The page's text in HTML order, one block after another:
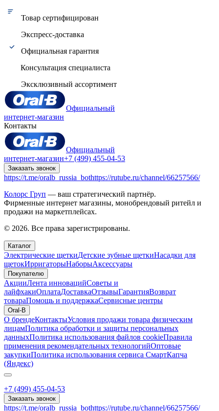
Товар сертифицирован
Экспресс-доставка
Официальная гарантия
Консультация специалиста
Эксклюзивный ассортимент
Официальный
интернет-магазин
Контакты
Официальный
интернет-магазин+7 (499) 455-04-53
Заказать звонок
https://t.me/oralb_russia_bothttps://rutube.ru/channel/66257566/
Колорс Груп — ваш стратегический партнёр.
Фирменные интернет магазины, монобрендовый ритейл и
продажи на маркетплейсах.
© 2026. Все права зарегистрированы.
Каталог
Электрические щеткиДетские зубные щеткиНасадки для
щетокИрригаторыНаборыАксессуары
Покупателю
АкцииЛента инновацийСоветы и
лайфхакиОплатаДоставкаОтзывыГарантияВозврат
товараПомощь и поддержкаСервисные центры
Oral-B
О брендеКонтактыУсловия продажи товара физическим
лицамПолитика обработки и защиты персональных
данныхПолитика использования файлов cookieПравила
применения рекомендательных технологийОптовые
закупкиПолитика использования сервиса СмартКапча
(Яндекс)
+7 (499) 455-04-53
Заказать звонок
https://t.me/oralb_russia_bothttps://rutube.ru/channel/66257566/